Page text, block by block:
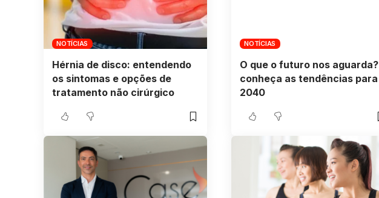
NOTÍCIAS
Hérnia de disco: entendendo
os sintomas e opções de
tratamento não cirúrgico
NOTÍCIAS
O que o futuro nos aguarda?
conheça as tendências para
2040